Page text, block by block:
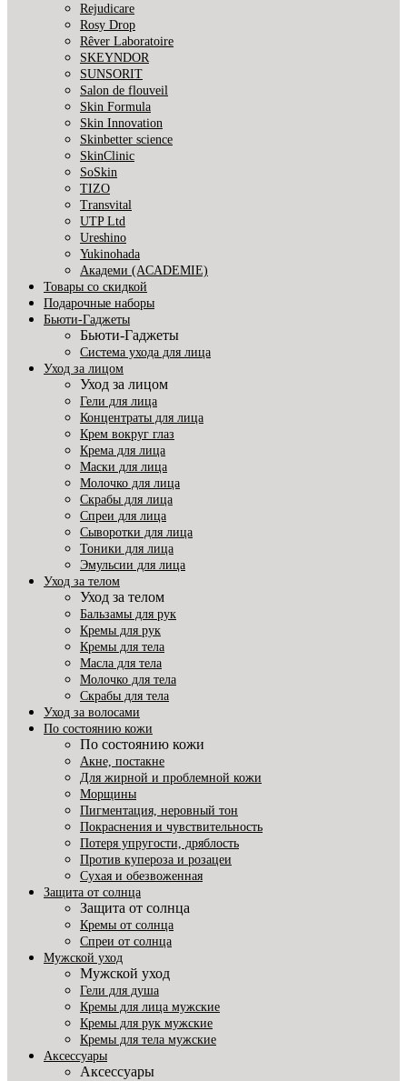
Rejudicare
Rosy Drop
Rêver Laboratoire
SKEYNDOR
SUNSORIT
Salon de flouveil
Skin Formula
Skin Innovation
Skinbetter science
SkinСlinic
SoSkin
TIZO
Transvital
UTP Ltd
Ureshino
Yukinohada
Академи (ACADEMIE)
Товары со скидкой
Подарочные наборы
Бьюти-Гаджеты
Бьюти-Гаджеты
Система ухода для лица
Уход за лицом
Уход за лицом
Гели для лица
Концентраты для лица
Крем вокруг глаз
Крема для лица
Маски для лица
Молочко для лица
Скрабы для лица
Спреи для лица
Сыворотки для лица
Тоники для лица
Эмульсии для лица
Уход за телом
Уход за телом
Бальзамы для рук
Кремы для рук
Кремы для тела
Масла для тела
Молочко для тела
Скрабы для тела
Уход за волосами
По состоянию кожи
По состоянию кожи
Акне, постакне
Для жирной и проблемной кожи
Морщины
Пигментация, неровный тон
Покраснения и чувствительность
Потеря упругости, дряблость
Против купероза и розацеи
Сухая и обезвоженная
Защита от солнца
Защита от солнца
Кремы от солнца
Спреи от солнца
Мужской уход
Мужской уход
Гели для душа
Кремы для лица мужские
Кремы для рук мужские
Кремы для тела мужские
Аксессуары
Аксессуары